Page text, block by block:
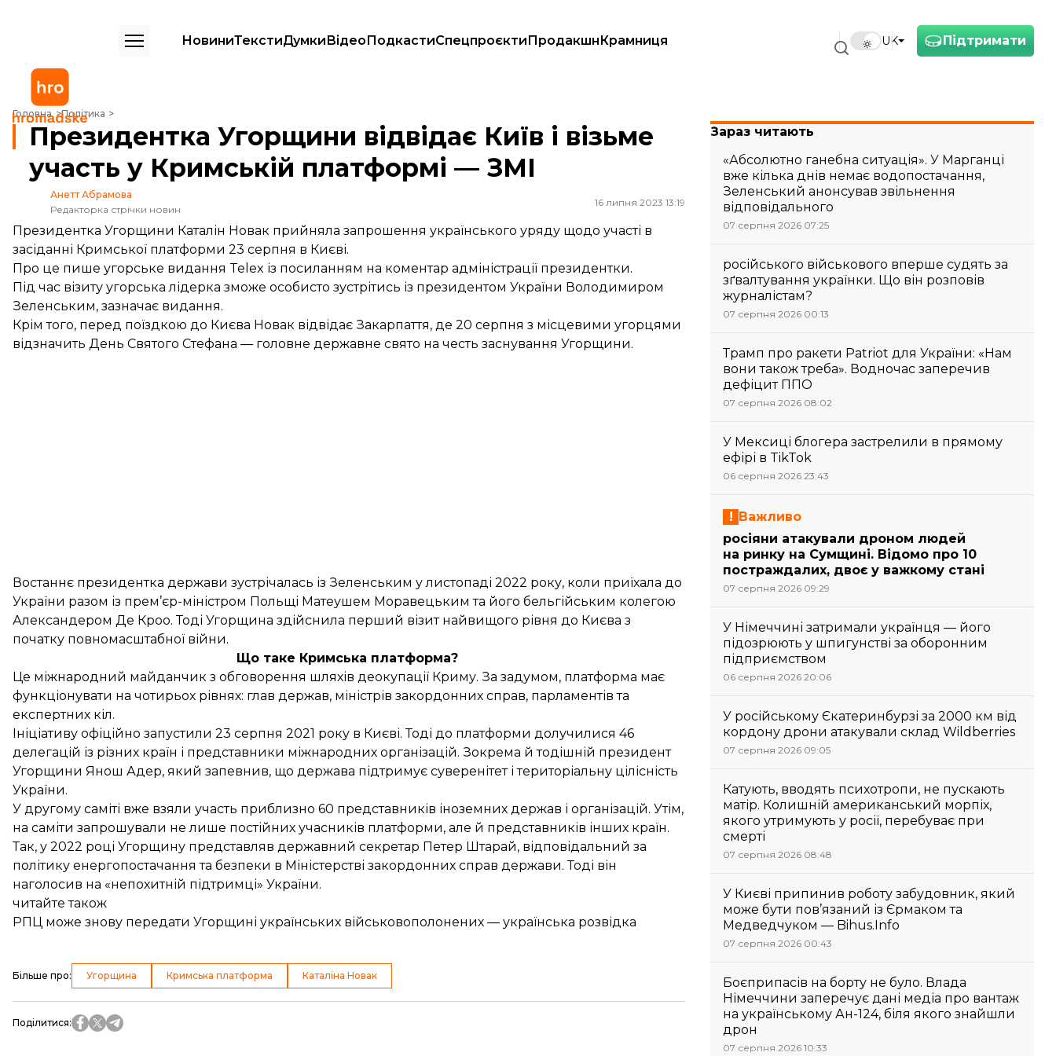
Підтримати
UK
НовиниТекстиДумкиВідеоПодкастиСпецпроєктиПродакшнКрамниця
Головна Політика
Президентка Угорщини відвідає Київ і візьме участь у Кримській платформі — ЗМІ
Президентка Угорщини відвідає Київ і візьме
участь у Кримській платформі — ЗМІ
Анетт Абрамова
Редакторка стрічки новин
16 липня 2023 13:19
Президентка Угорщини Каталін Новак прийняла запрошення українського уряду щодо участі в
засіданні Кримської платформи 23 серпня в Києві.
Про це пише угорське видання Telex із посиланням на коментар адміністрації президентки.
Під час візиту угорська лідерка зможе особисто зустрітись із президентом України Володимиром
Зеленським, зазначає видання.
Крім того, перед поїздкою до Києва Новак відвідає Закарпаття, де 20 серпня з місцевими угорцями
відзначить День Святого Стефана — головне державне свято на честь заснування Угорщини.
Востаннє президентка держави зустрічалась із Зеленським у листопаді 2022 року, коли приїхала до
України разом із прем’єр-міністром Польщі Матеушем Моравецьким та його бельгійським колегою
Александером Де Кроо. Тоді Угорщина здійснила перший візит найвищого рівня до Києва з
початку повномасштабної війни.
Що таке Кримська платформа?
Це міжнародний майданчик з обговорення шляхів деокупації Криму. За задумом, платформа має
функціонувати на чотирьох рівнях: глав держав, міністрів закордонних справ, парламентів та
експертних кіл.
Ініціативу офіційно запустили 23 серпня 2021 року в Києві. Тоді до платформи долучилися 46
делегацій із різних країн і представники міжнародних організацій. Зокрема й тодішній президент
Угорщини Янош Адер, який запевнив, що держава підтримує суверенітет і територіальну цілісність
України.
У другому саміті вже взяли участь приблизно 60 представників іноземних держав і організацій. Утім,
на саміти запрошували не лише постійних учасників платформи, але й представників інших країн.
Так, у 2022 році Угорщину представляв державний секретар Петер Штарай, відповідальний за
політику енергопостачання та безпеки в Міністерстві закордонних справ держави. Тоді він
наголосив на «непохитній підтримці» України.
читайте також
РПЦ може знову передати Угорщині українських військовополонених — українська розвідка
Більше про: Угорщина Кримська платформа Каталіна Новак
Поділитися:
Зараз читають
«Абсолютно ганебна ситуація». У Марганці
вже кілька днів немає водопостачання,
Зеленський анонсував звільнення
відповідального
07 серпня 2026 07:25
російського військового вперше судять за
зґвалтування українки. Що він розповів
журналістам?
07 серпня 2026 00:13
Трамп про ракети Patriot для України: «Нам
вони також треба». Водночас заперечив
дефіцит ППО
07 серпня 2026 08:02
У Мексиці блогера застрелили в прямому
ефірі в TikTok
06 серпня 2026 23:43
Важливо
росіяни атакували дроном людей
на ринку на Сумщині. Відомо про 10
постраждалих, двоє у важкому стані
07 серпня 2026 09:29
У Німеччині затримали українця — його
підозрюють у шпигунстві за оборонним
підприємством
06 серпня 2026 20:06
У російському Єкатеринбурзі за 2000 км від
кордону дрони атакували склад Wildberries
07 серпня 2026 09:05
Катують, вводять психотропи, не пускають
матір. Колишній американський морпіх,
якого утримують у росії, перебуває при
смерті
07 серпня 2026 08:48
У Києві припинив роботу забудовник, який
може бути пов’язаний із Єрмаком та
Медведчуком — Bihus.Info
07 серпня 2026 00:43
Боєприпасів на борту не було. Влада
Німеччини заперечує дані медіа про вантаж
на українському Ан-124, біля якого знайшли
дрон
07 серпня 2026 10:33